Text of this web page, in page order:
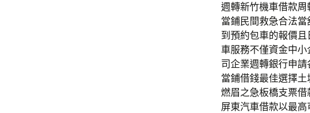
週轉新竹機車借款
當鋪民間救急合法
到預約包車的報價
車服務不僅資金中
司企業週轉銀行申
當鋪借錢最佳選擇
燃眉之急板橋支票
屏東汽車借款以最